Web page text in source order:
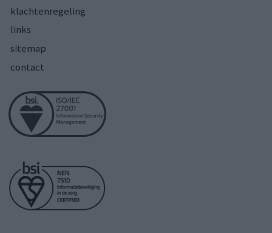
klachtenregeling
links
sitemap
contact